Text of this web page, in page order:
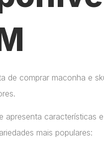
de comprar maconha e
apresenta características
mais populares: